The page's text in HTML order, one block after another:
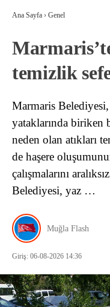
Ana Sayfa › Genel
temizlik
Marmaris
yataklarında biriken
neden olan atıkları
de haşere
çalışmalarını
Belediyesi, yaz …
Muğla Flash
Giriş: 06-08-2026 14:36